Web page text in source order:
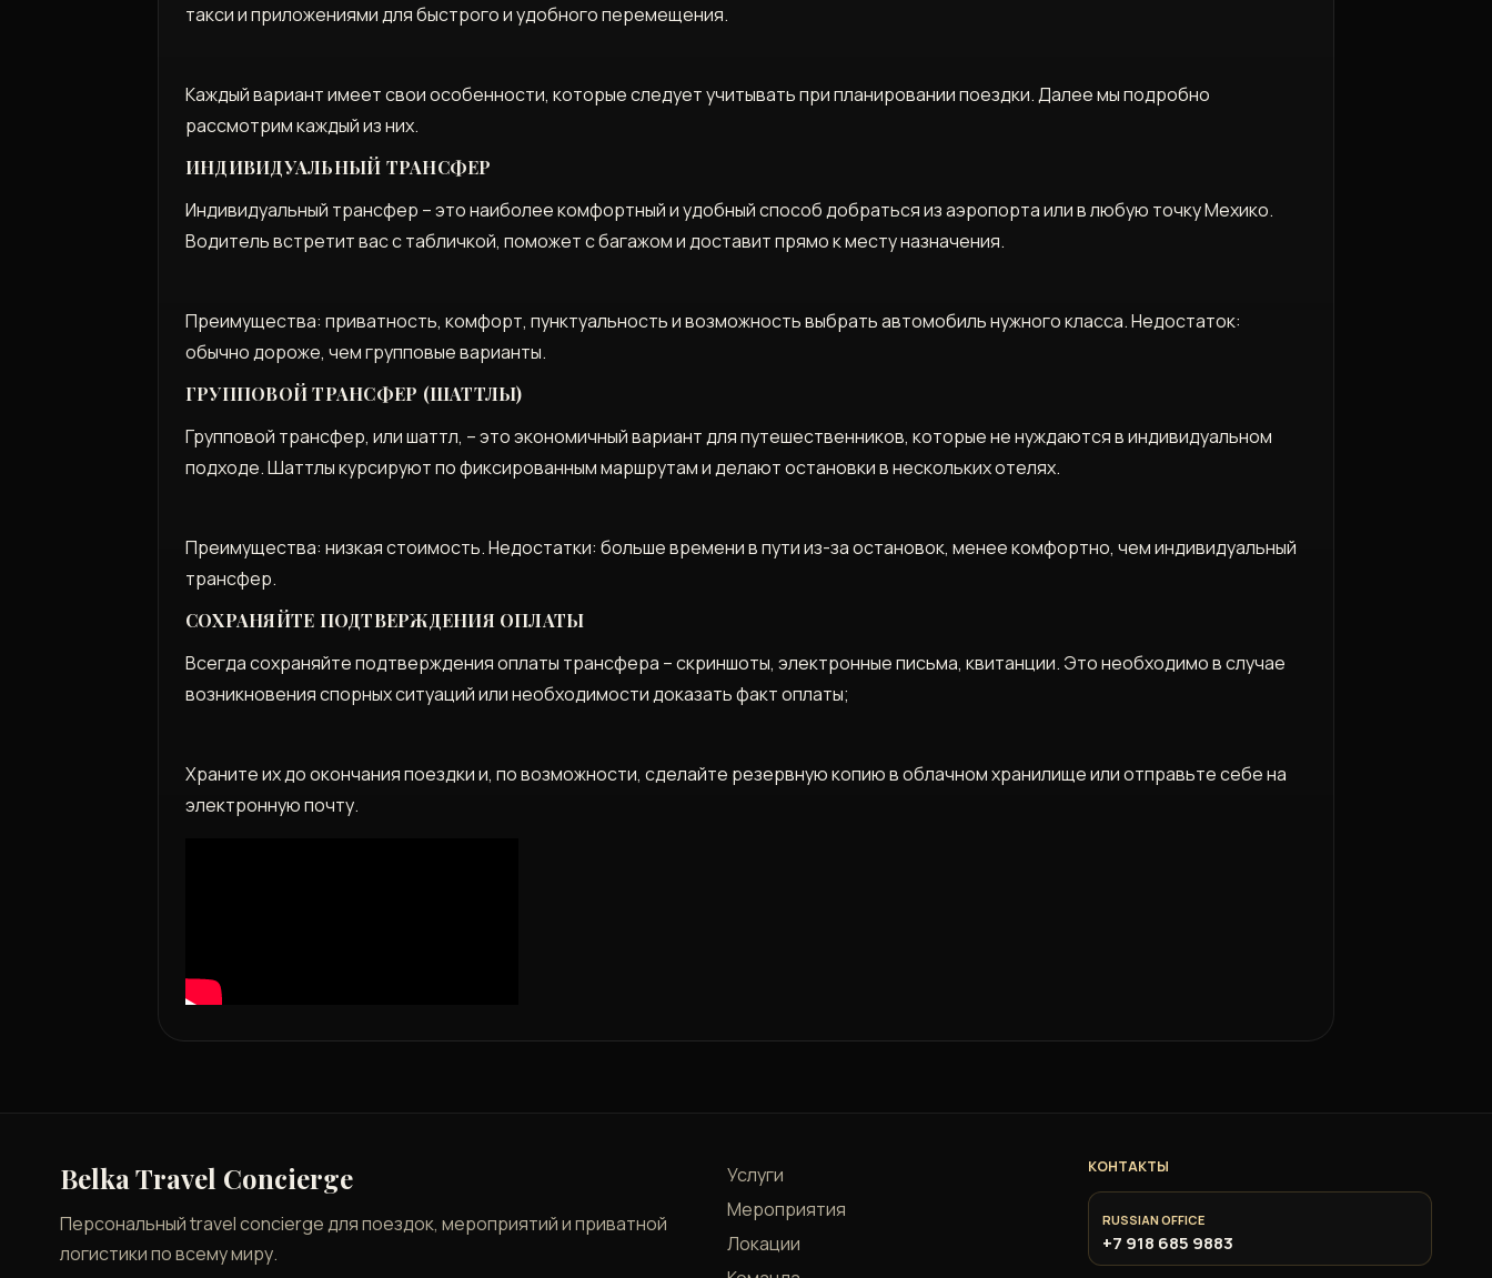
такси и приложениями для быстрого и удобного перемещения.
Каждый вариант имеет свои особенности, которые следует учитывать при планировании поездки. Далее мы подробно
рассмотрим каждый из них.
ИНДИВИДУАЛЬНЫЙ ТРАНСФЕР
Индивидуальный трансфер – это наиболее комфортный и удобный способ добраться из аэропорта или в любую точку Мехико.
Водитель встретит вас с табличкой, поможет с багажом и доставит прямо к месту назначения.
Преимущества: приватность, комфорт, пунктуальность и возможность выбрать автомобиль нужного класса. Недостаток:
обычно дороже, чем групповые варианты.
ГРУППОВОЙ ТРАНСФЕР (ШАТТЛЫ)
Групповой трансфер, или шаттл, – это экономичный вариант для путешественников, которые не нуждаются в индивидуальном
подходе. Шаттлы курсируют по фиксированным маршрутам и делают остановки в нескольких отелях.
Преимущества: низкая стоимость. Недостатки: больше времени в пути из-за остановок, менее комфортно, чем индивидуальный
трансфер.
СОХРАНЯЙТЕ ПОДТВЕРЖДЕНИЯ ОПЛАТЫ
Всегда сохраняйте подтверждения оплаты трансфера – скриншоты, электронные письма, квитанции. Это необходимо в случае
возникновения спорных ситуаций или необходимости доказать факт оплаты;
Храните их до окончания поездки и, по возможности, сделайте резервную копию в облачном хранилище или отправьте себе на
электронную почту.
Belka Travel Concierge
Персональный travel concierge для поездок, мероприятий и приватной
логистики по всему миру.
Услуги
Мероприятия
Локации
КОНТАКТЫ
RUSSIAN OFFICE
+7 918 685 9883